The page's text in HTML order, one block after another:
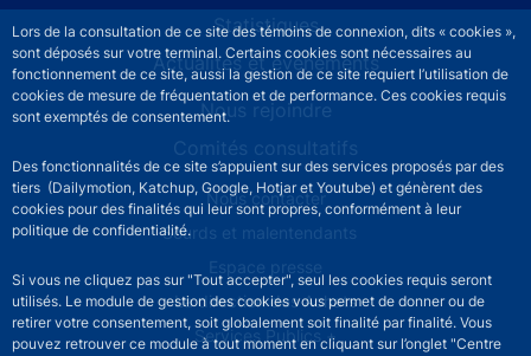
Lors de la consultation de ce site des témoins de connexion, dits « cookies »,
sont déposés sur votre terminal. Certains cookies sont nécessaires au
fonctionnement de ce site, aussi la gestion de ce site requiert l’utilisation de
cookies de mesure de fréquentation et de performance. Ces cookies requis
sont exemptés de consentement.
Des fonctionnalités de ce site s’appuient sur des services proposés par des
tiers (Dailymotion, Katchup, Google, Hotjar et Youtube) et génèrent des
cookies pour des finalités qui leur sont propres, conformément à leur
politique de confidentialité.
Si vous ne cliquez pas sur "Tout accepter", seul les cookies requis seront
utilisés. Le module de gestion des cookies vous permet de donner ou de
retirer votre consentement, soit globalement soit finalité par finalité. Vous
pouvez retrouver ce module à tout moment en cliquant sur l’onglet "Centre
Statistiques
Actualités et événements
Nous rejoindre
Comités consultatifs
Footer secondary menuNous contacter
Sourds et malentendants
Espace presse
La direction des Achats
Services Publics +